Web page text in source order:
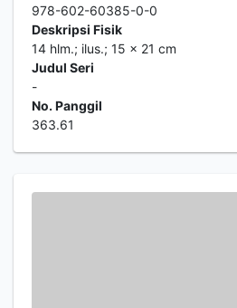
978-602-60385-0-0
Deskripsi Fisik
14 hlm.; ilus.; 15 x 21 cm
Judul Seri
-
No. Panggil
363.61